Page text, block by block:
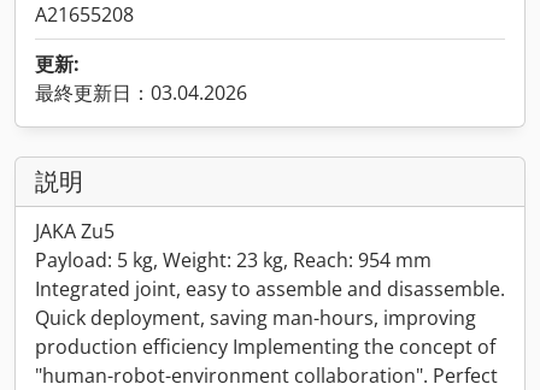
A21655208
更新:
最終更新日：03.04.2026
説明
JAKA Zu5
Payload: 5 kg, Weight: 23 kg, Reach: 954 mm
Integrated joint, easy to assemble and disassemble.
Quick deployment, saving man-hours, improving
production efficiency Implementing the concept of
"human-robot-environment collaboration". Perfect